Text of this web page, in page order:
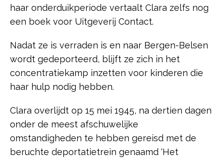
haar onderduikperiode vertaalt Clara zelfs nog
een boek voor Uitgeverij Contact.
Nadat ze is verraden is en naar Bergen-Belsen
wordt gedeporteerd, blijft ze zich in het
concentratiekamp inzetten voor kinderen die
haar hulp nodig hebben.
Clara overlijdt op 15 mei 1945, na dertien dagen
onder de meest afschuwelijke
omstandigheden te hebben gereisd met de
beruchte deportatietrein genaamd ‘Het